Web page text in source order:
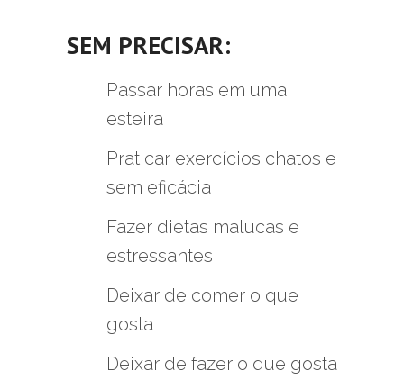
SEM PRECISAR:
Passar horas em uma
esteira
Praticar exercícios chatos e
sem eficácia
Fazer dietas malucas e
estressantes
Deixar de comer o que
gosta
Deixar de fazer o que gosta